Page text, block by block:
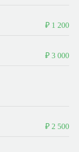
₽ 1 200
₽ 3 000
₽ 2 500